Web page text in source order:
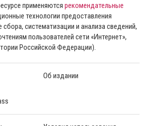
применяются рекомендательные
технологии предоставления
систематизации и анализа сведений,
пользователей сети «Интернет»,
Российской Федерации).
Об издании